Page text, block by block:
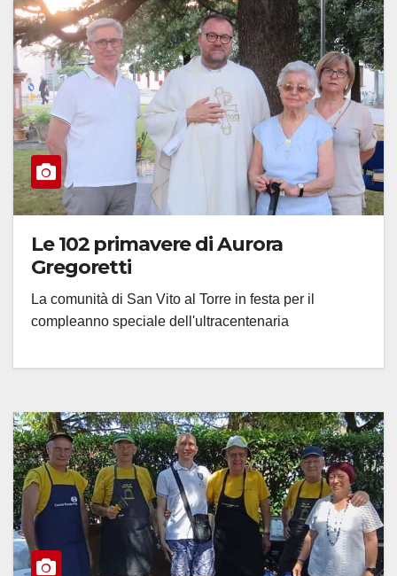
Le 102 primavere di Aurora
Gregoretti
La comunità di San Vito al Torre in festa per il
compleanno speciale dell'ultracentenaria